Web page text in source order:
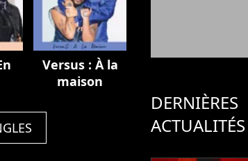
Versus : À la
maison
DERNIÈRES
ACTUALITÉS